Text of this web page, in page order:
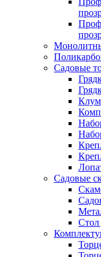
Садовые
Садовые
Стол